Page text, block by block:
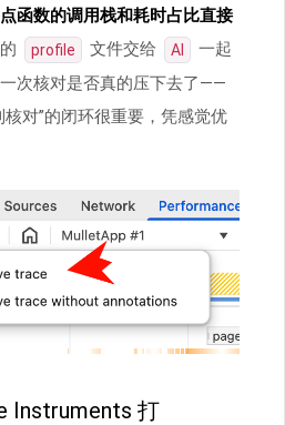
函数的调用栈和耗时占比直接
profile 文件交给 AI
一起
次核对是否真的压下去了——
对”的闭环很重要，凭感觉优
Instruments 打